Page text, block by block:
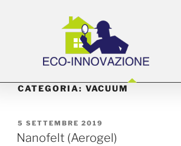
CATEGORIA: VACUUM
5 SETTEMBRE 2019
Nanofelt (Aerogel)